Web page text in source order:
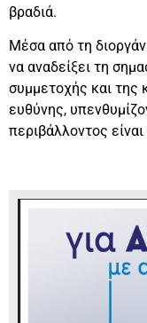
βραδιά.
Μέσα από τη
να αναδείξει τη
συμμετοχής και της
ευθύνης,
περιβάλλοντος